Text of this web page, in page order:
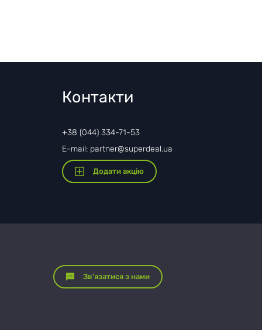
Контакти
+38 (044) 334-71-53
E-mail: partner@superdeal.ua
Додати акцію
Зв'язатися з нами